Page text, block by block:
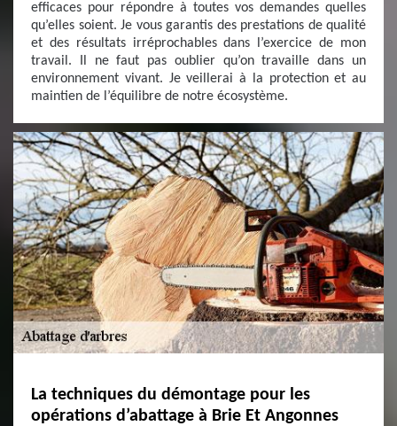
efficaces pour répondre à toutes vos demandes quelles
qu’elles soient. Je vous garantis des prestations de qualité
et des résultats irréprochables dans l’exercice de mon
travail. Il ne faut pas oublier qu’on travaille dans un
environnement vivant. Je veillerai à la protection et au
maintien de l’équilibre de notre écosystème.
La techniques du démontage pour les
opérations d’abattage à Brie Et Angonnes